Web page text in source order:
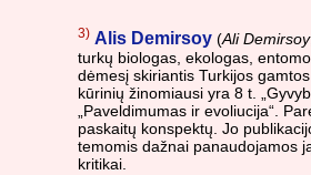
3) Alis Demirsoy (Ali Demirsoy
turkų biologas, ekologas,
dėmesį skiriantis Turkijos
kūrinių žinomiausi yra 8 t.
„Paveldimumas ir evoliucija“.
paskaitų konspektų. Jo
temomis dažnai panaudojamos
kritikai.